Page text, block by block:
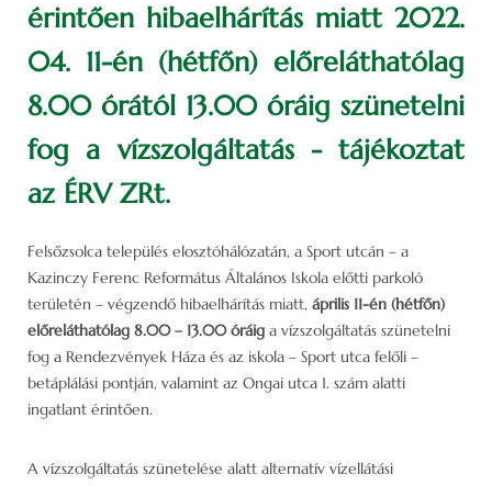
érintően hibaelhárítás miatt 2022.
04. 11-én (hétfőn) előreláthatólag
8.00 órától 13.00 óráig szünetelni
fog a vízszolgáltatás - tájékoztat
az ÉRV ZRt.
Felsőzsolca település elosztóhálózatán, a Sport utcán – a
Kazinczy Ferenc Református Általános Iskola előtti parkoló
területén – végzendő hibaelhárítás miatt, április 11-én (hétfőn)
előreláthatólag 8.00 – 13.00 óráig a vízszolgáltatás szünetelni
fog a Rendezvények Háza és az iskola – Sport utca felőli –
betáplálási pontján, valamint az Ongai utca 1. szám alatti
ingatlant érintően.
A vízszolgáltatás szünetelése alatt alternatív vízellátási